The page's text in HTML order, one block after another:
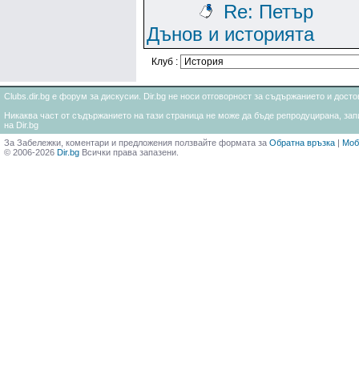
Re: Петър
Дънов и историята
Клуб :
Clubs.dir.bg е форум за дискусии. Dir.bg не носи отговорност за съдържанието и
Никаква част от съдържанието на тази страница не може да бъде репродуцирана,
на Dir.bg
За Забележки, коментари и предложения ползвайте формата за Обратна връзка |
© 2006-2026 Dir.bg Всички права запазени.